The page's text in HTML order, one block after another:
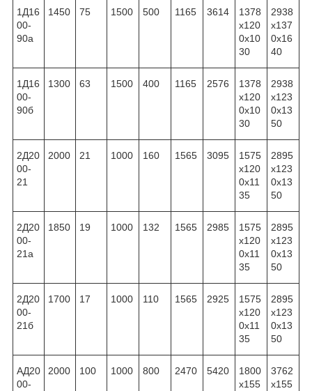
1Д16
00-
90а
1450 75 1500 500 1165 3614
1378
x120
0x10
30
2938
x137
0x16
40
1Д16
00-
90б
1300 63 1500 400 1165 2576
1378
x120
0x10
30
2938
x123
0x13
50
2Д20
00-
21
2000 21 1000 160 1565 3095
1575
x120
0x11
35
2895
x123
0x13
50
2Д20
00-
21а
1850 19 1000 132 1565 2985
1575
x120
0x11
35
2895
x123
0x13
50
2Д20
00-
21б
1700 17 1000 110 1565 2925
1575
x120
0x11
35
2895
x123
0x13
50
АД20
00-
2000 100 1000 800 2470 5420
1800
x155
3762
x155